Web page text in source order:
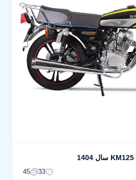
33
45